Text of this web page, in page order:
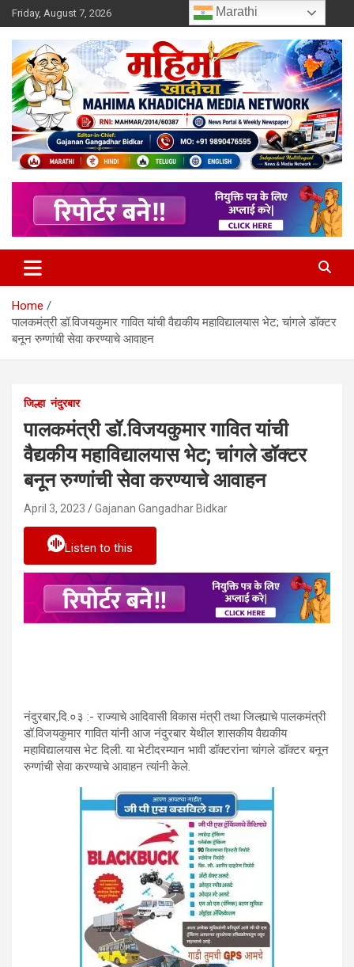
Skip
to
content
Friday, August 7, 2026
Mahimakhadicha
Home
पालकमंत्री डॉ.विजयकुमार गावित यांची वैद्यकीय महाविद्यालयास भेट; चांगले डॉक्टर
बनून रुग्णांची सेवा करण्याचे आवाहन
जिल्हा नंदुरबार
पालकमंत्री डॉ.विजयकुमार गावित यांची
वैद्यकीय महाविद्यालयास भेट; चांगले डॉक्टर
बनून रुग्णांची सेवा करण्याचे आवाहन
April 3, 2023 Gajanan Gangadhar Bidkar
Listen to this
नंदुरबार,दि.०३ :- राज्याचे आदिवासी विकास मंत्री तथा जिल्ह्याचे पालकमंत्री
डॉ.विजयकुमार गावित यांनी आज नंदुरबार येथील शासकीय वैद्यकीय
महाविद्यालयास भेट दिली. या भेटीदरम्यान भावी डॉक्टरांना चांगले डॉक्टर बनून
रुग्णांची सेवा करण्याचे आवाहन त्यांनी केले.
Marathi